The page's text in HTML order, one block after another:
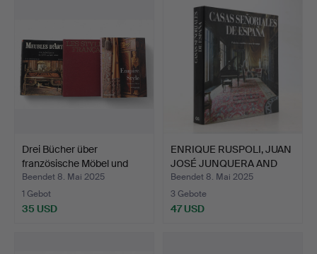
Drei Bücher über
französische Möbel und
St…
Beendet 8. Mai 2025
1 Gebot
35 USD
ENRIQUE RUSPOLI, JUAN
JOSÉ JUNQUERA AND
RO…
Beendet 8. Mai 2025
3 Gebote
47 USD